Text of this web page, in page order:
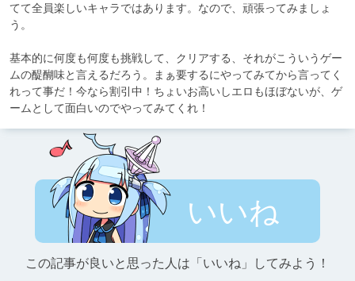
てて全員楽しいキャラではあります。なので、頑張ってみましょ
う。
基本的に何度も何度も挑戦して、クリアする、それがこういうゲー
ムの醍醐味と言えるだろう。まぁ要するにやってみてから言ってく
れって事だ！今なら割引中！ちょいお高いしエロもほぼないが、ゲ
ームとして面白いのでやってみてくれ！
いいね
この記事が良いと思った人は「いいね」してみよう！